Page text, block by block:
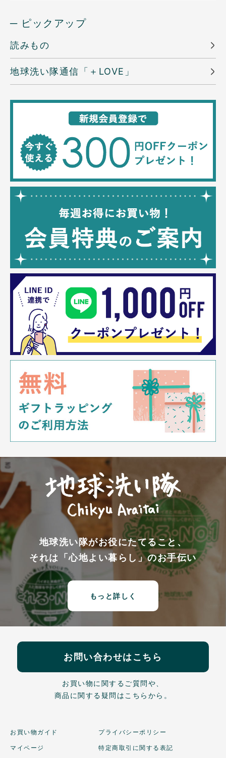
─ ピックアップ
読みもの
地球洗い隊通信「＋LOVE」
地球洗い隊がお役にたてること、
それは「心地よい暮らし」のお手伝い
もっと詳しく
お問い合わせはこちら
お買い物に関するご質問や、
商品に関する疑問はこちらから。
お買い物ガイド
マイページ
プライバシーポリシー
特定商取引に関する表記